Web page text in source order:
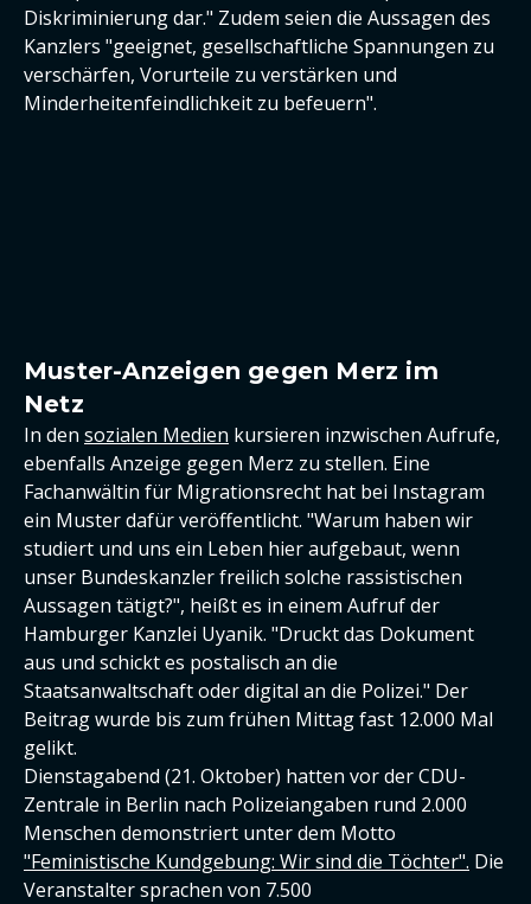
Diskriminierung dar." Zudem seien die Aussagen des
Kanzlers "geeignet, gesellschaftliche Spannungen zu
verschärfen, Vorurteile zu verstärken und
Minderheitenfeindlichkeit zu befeuern".
Muster-Anzeigen gegen Merz im
Netz
In den sozialen Medien kursieren inzwischen Aufrufe,
ebenfalls Anzeige gegen Merz zu stellen. Eine
Fachanwältin für Migrationsrecht hat bei Instagram
ein Muster dafür veröffentlicht. "Warum haben wir
studiert und uns ein Leben hier aufgebaut, wenn
unser Bundeskanzler freilich solche rassistischen
Aussagen tätigt?", heißt es in einem Aufruf der
Hamburger Kanzlei Uyanik. "Druckt das Dokument
aus und schickt es postalisch an die
Staatsanwaltschaft oder digital an die Polizei." Der
Beitrag wurde bis zum frühen Mittag fast 12.000 Mal
gelikt.
Dienstagabend (21. Oktober) hatten vor der CDU-
Zentrale in Berlin nach Polizeiangaben rund 2.000
Menschen demonstriert unter dem Motto
"Feministische Kundgebung: Wir sind die Töchter". Die
Veranstalter sprachen von 7.500